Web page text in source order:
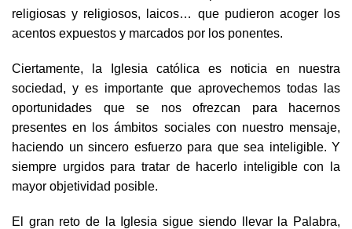
religiosas y religiosos, laicos… que pudieron acoger los
acentos expuestos y marcados por los ponentes.
Ciertamente, la Iglesia católica es noticia en nuestra
sociedad, y es importante que aprovechemos todas las
oportunidades que se nos ofrezcan para hacernos
presentes en los ámbitos sociales con nuestro mensaje,
haciendo un sincero esfuerzo para que sea inteligible. Y
siempre urgidos para tratar de hacerlo inteligible con la
mayor objetividad posible.
El gran reto de la Iglesia sigue siendo llevar la Palabra,